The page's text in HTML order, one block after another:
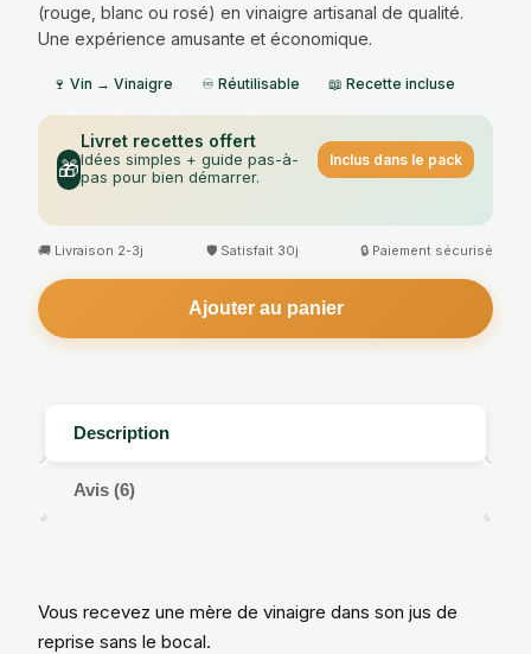
(rouge, blanc ou rosé) en vinaigre artisanal de qualité.
Une expérience amusante et économique.
🍷 Vin → Vinaigre ♾️ Réutilisable 📖 Recette incluse
🎁
Livret recettes offert
Idées simples + guide pas-à-
pas pour bien démarrer.
Inclus dans le pack
🚚 Livraison 2-3j 🛡️ Satisfait 30j 🔒 Paiement sécurisé
Ajouter au panier
Description
Avis (6)
Vous recevez une mère de vinaigre dans son jus de
reprise sans le bocal.